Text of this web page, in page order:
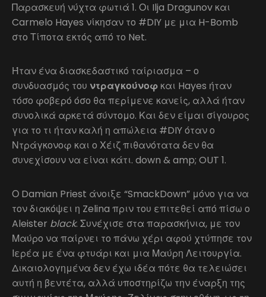
Παρασκευή νύχτα φωτιά 1. Οι Ilja Dragunov και
Carmelo Hayes νίκησαν το #DIY με μια H-Bomb
στο Τίποτα εκτός από το Net.
Ήταν ένα διασκεδαστικό ταίριασμα – ο
συνδυασμός του ντραγκούνοφ και Hayes ήταν
τόσο φοβερό όσο θα περίμενε κανείς, αλλά ήταν
συνολικά αρκετά σύντομο. Και δεν είμαι σίγουρος
για το τι ήταν καλή η απώλεια #DIY όταν ο
Ντράγκονοφ και ο Χέιζ πιθανότατα δεν θα
συνεχίσουν να είναι κάτι. down & amp; OUT 1.
Ο Damian Priest άνοιξε “SmackDown” μόνο για να
τον διακόψει η Zelina πριν του επιτεθεί από πίσω ο
Aleister black. Συνέχισε στα παρασκήνια, με τον
Μαύρο να παίρνει το πάνω χέρι αφού χτύπησε τον
Ιερέα με ένα φτυάρι και μια Μαύρη Λειτουργία.
Δικαιολογημένα δεν έχω ιδέα πότε θα τελειώσει
αυτή η βεντέτα, αλλά υποστηρίζω την έναρξη της